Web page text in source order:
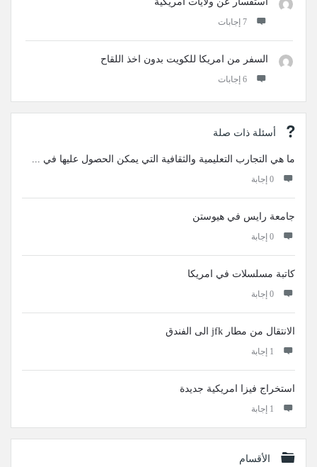
‫7 إجابات
السفر من امريكا للكويت بدون اخذ اللقاح
‫6 إجابات
أسئلة ذات صلة
ما هي التجارب التعليمية والثقافية التي يمكن الحصول عليها في ...
‫0 إجابة
جامعة رايس في هيوستن
‫0 إجابة
كاتبة مسلسلات في امريكا
‫0 إجابة
الانتقال من مطار jfk الى الفندق
‫1 إجابة
استخراج فيزا امريكية جديدة
‫1 إجابة
الأقسام